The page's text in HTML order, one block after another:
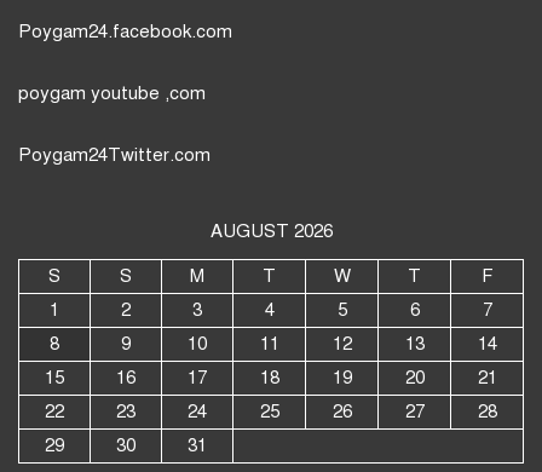
Poygam24.facebook.com
poygam youtube ,com
Poygam24Twitter.com
AUGUST 2026
S S M T W T
F
1
2 3 4 5 6
7
8
9 10 11 12 13
14
15
16 17 18 19 20
21
22
23 24 25 26 27
28
29
30 31